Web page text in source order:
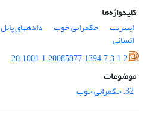
کلیدواژه‌ها
اینترنت
حکمرانی خوب‌ داده‏های پانل
انسانی
20.1001.1.20085877.1394.7.3.1.2
موضوعات
32. حکمرانی خوب